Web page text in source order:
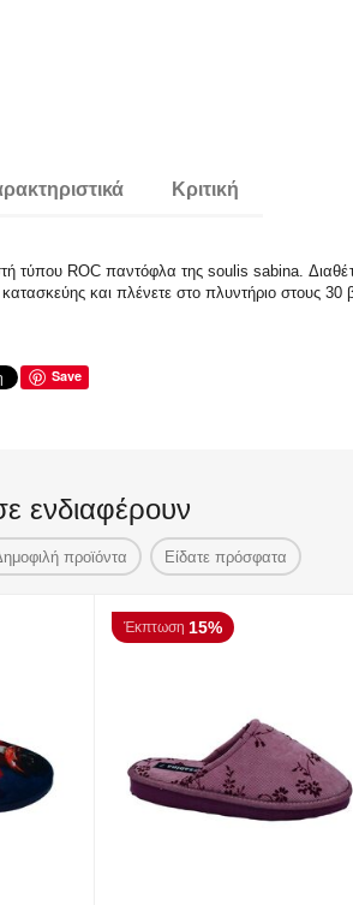
Κριτική
τύπου ROC παντόφλα της soulis sabina.
και πλένετε στο πλυντήριο στους
Save
ενδιαφέρουν
προϊόντα Είδατε πρόσφατα
Έκπτωση 15%